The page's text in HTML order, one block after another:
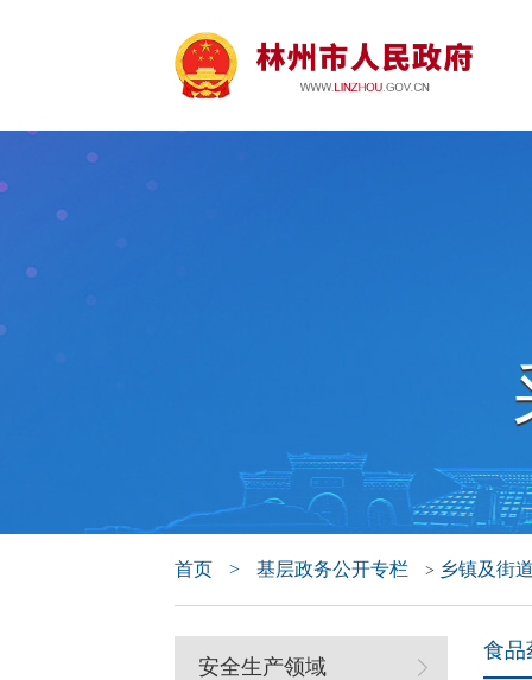
首页 > 基层政务公开专栏 > 乡镇及街
安全生产领域
食品